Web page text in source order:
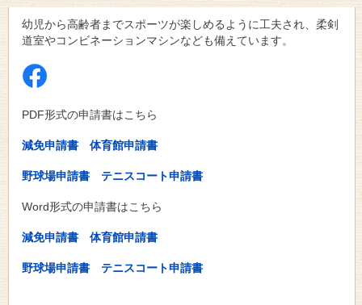
幼児から高齢者までスポーツが楽しめるように工夫され、柔剣
道室やコンビネーションマシンなども備えています。
PDF形式の申請書はこちら
減免申請書 体育館申請書
野球場申請書 テニスコート申請書
Word形式の申請書はこちら
減免申請書 体育館申請書
野球場申請書 テニスコート申請書